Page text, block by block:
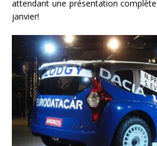
attendant une présentation
janvier!